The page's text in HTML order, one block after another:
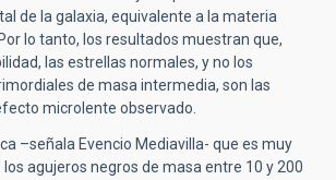
de la galaxia, equivalente a la materia
lo tanto, los resultados muestran que,
las estrellas normales, y no los
de masa intermedia, son las
microlente observado.
–señala Evencio Mediavilla- que es muy
agujeros negros de masa entre 10 y 200